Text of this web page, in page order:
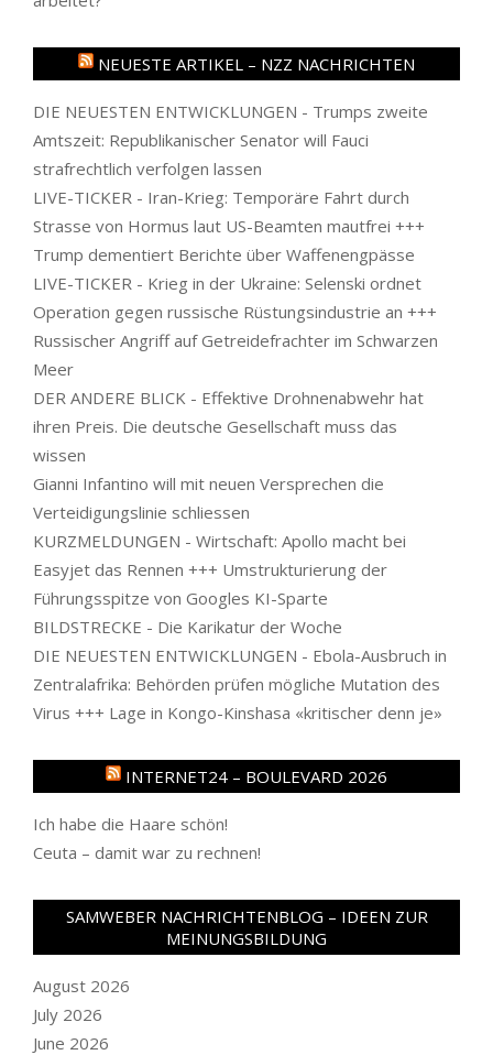
NEUESTE ARTIKEL – NZZ NACHRICHTEN
DIE NEUESTEN ENTWICKLUNGEN - Trumps zweite
Amtszeit: Republikanischer Senator will Fauci
strafrechtlich verfolgen lassen
LIVE-TICKER - Iran-Krieg: Temporäre Fahrt durch
Strasse von Hormus laut US-Beamten mautfrei +++
Trump dementiert Berichte über Waffenengpässe
LIVE-TICKER - Krieg in der Ukraine: Selenski ordnet
Operation gegen russische Rüstungsindustrie an +++
Russischer Angriff auf Getreidefrachter im Schwarzen
Meer
DER ANDERE BLICK - Effektive Drohnenabwehr hat
ihren Preis. Die deutsche Gesellschaft muss das
wissen
Gianni Infantino will mit neuen Versprechen die
Verteidigungslinie schliessen
KURZMELDUNGEN - Wirtschaft: Apollo macht bei
Easyjet das Rennen +++ Umstrukturierung der
Führungsspitze von Googles KI-Sparte
BILDSTRECKE - Die Karikatur der Woche
DIE NEUESTEN ENTWICKLUNGEN - Ebola-Ausbruch in
Zentralafrika: Behörden prüfen mögliche Mutation des
Virus +++ Lage in Kongo-Kinshasa «kritischer denn je»
INTERNET24 – BOULEVARD 2026
Ich habe die Haare schön!
Ceuta – damit war zu rechnen!
SAMWEBER NACHRICHTENBLOG – IDEEN ZUR
MEINUNGSBILDUNG
August 2026
July 2026
June 2026